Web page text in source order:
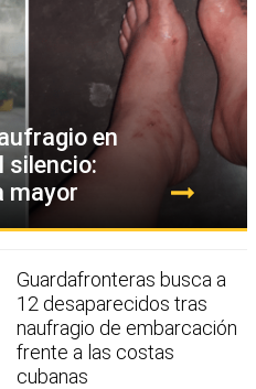
en
silencio:
mayor
Guardafronteras busca a
12 desaparecidos tras
naufragio de embarcación
frente a las costas
cubanas